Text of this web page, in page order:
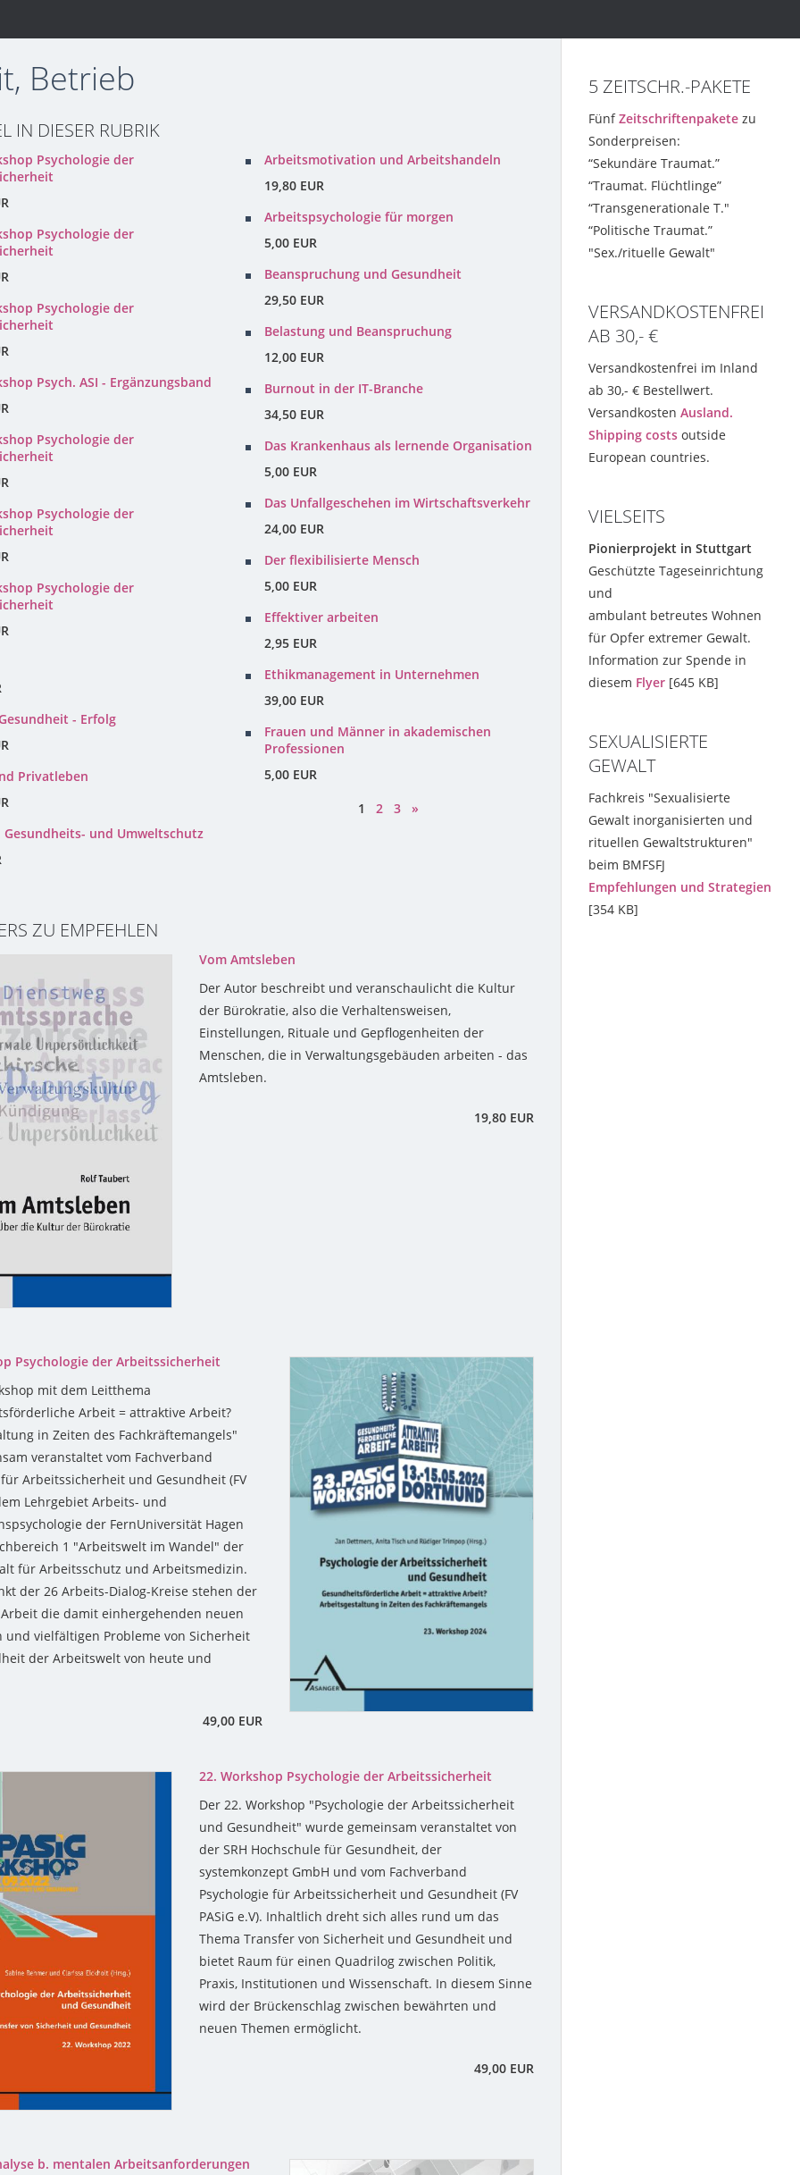
Betrieb
IN DIESER RUBRIK
Psychologie der
Psychologie der
Psychologie der
Psych. ASI - Ergänzungsband
Psychologie der
Psychologie der
Psychologie der
- Erfolg
Privatleben
Gesundheits- und Umweltschutz
Arbeitsmotivation und Arbeitshandeln
19,80 EUR
Arbeitspsychologie für morgen
5,00 EUR
Beanspruchung und Gesundheit
29,50 EUR
Belastung und Beanspruchung
12,00 EUR
Burnout in der IT-Branche
34,50 EUR
Das Krankenhaus als lernende Organisation
5,00 EUR
Das Unfallgeschehen im Wirtschaftsverkehr
24,00 EUR
Der flexibilisierte Mensch
5,00 EUR
Effektiver arbeiten
2,95 EUR
Ethikmanagement in Unternehmen
39,00 EUR
Frauen und Männer in akademischen
Professionen
5,00 EUR
1
2 3 »
ZU EMPFEHLEN
Vom Amtsleben
Der Autor beschreibt und veranschaulicht die Kultur
der Bürokratie, also die Verhaltensweisen,
Einstellungen, Rituale und Gepflogenheiten der
Menschen, die in Verwaltungsgebäuden arbeiten - das
Amtsleben.
19,80 EUR
Psychologie der Arbeitssicherheit
mit dem Leitthema
Arbeit = attraktive Arbeit?
in Zeiten des Fachkräftemangels"
veranstaltet vom Fachverband
für Arbeitssicherheit und Gesundheit (FV
Lehrgebiet Arbeits- und
der FernUniversität Hagen
1 "Arbeitswelt im Wandel" der
für Arbeitsschutz und Arbeitsmedizin.
der 26 Arbeits-Dialog-Kreise stehen der
die damit einhergehenden neuen
und vielfältigen Probleme von Sicherheit
der Arbeitswelt von heute und
49,00 EUR
22. Workshop Psychologie der Arbeitssicherheit
Der 22. Workshop "Psychologie der Arbeitssicherheit
und Gesundheit" wurde gemeinsam veranstaltet von
der SRH Hochschule für Gesundheit, der
systemkonzept GmbH und vom Fachverband
Psychologie für Arbeitssicherheit und Gesundheit (FV
PASiG e.V). Inhaltlich dreht sich alles rund um das
Thema Transfer von Sicherheit und Gesundheit und
bietet Raum für einen Quadrilog zwischen Politik,
Praxis, Institutionen und Wissenschaft. In diesem Sinne
wird der Brückenschlag zwischen bewährten und
neuen Themen ermöglicht.
49,00 EUR
b. mentalen Arbeitsanforderungen
5 ZEITSCHR.-PAKETE
FünfZeitschriftenpakete zu
Sonderpreisen:
“Sekundäre Traumat.”
“Traumat. Flüchtlinge”
“Transgenerationale T."
“Politische Traumat.”
"Sex./rituelle Gewalt"
VERSANDKOSTENFREI
AB 30,- €
Versandkostenfrei im Inland
ab 30,- € Bestellwert.
Versandkosten Ausland.
Shipping costs outside
European countries.
VIELSEITS
Pionierprojekt in Stuttgart
Geschützte Tageseinrichtung
und
ambulant betreutes Wohnen
für Opfer extremer Gewalt.
Information zur Spende in
diesem Flyer [645 KB]
SEXUALISIERTE
GEWALT
Fachkreis "Sexualisierte
Gewalt inorganisierten und
rituellen Gewaltstrukturen"
beim BMFSFJ
Empfehlungen und Strategien
[354 KB]